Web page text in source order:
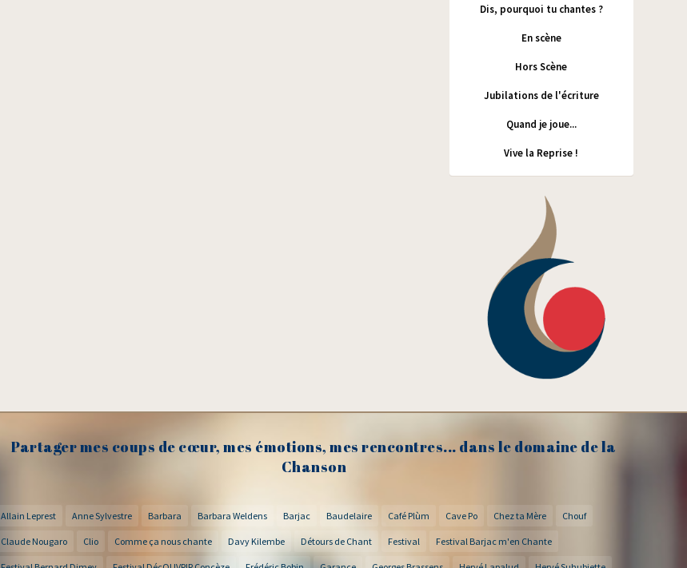
Dis, pourquoi tu chantes ?
En scène
Hors Scène
Jubilations de l'écriture
Quand je joue...
Vive la Reprise !
Partager mes coups de cœur, mes émotions, mes rencontres... dans le domaine de la
Chanson
Allain Leprest Anne Sylvestre Barbara Barbara Weldens Barjac Baudelaire Café Plùm Cave Po Chez ta Mère Chouf
Claude Nougaro Clio Comme ça nous chante Davy Kilembe Détours de Chant Festival Festival Barjac m'en Chante